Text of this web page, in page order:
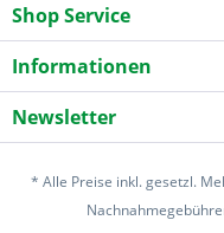
Shop Service
Informationen
Newsletter
* Alle Preise inkl. gesetzl.